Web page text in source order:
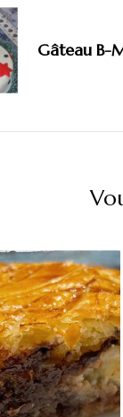
Gâteau B-